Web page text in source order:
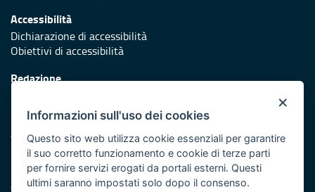
Accessibilità
Dichiarazione di accessibilità
Obiettivi di accessibilità
Redazione
Protezione civile
Vai al sito di Protezione Civile Puglia
Iniziativa finanziata con risorse del POR Puglia 2014/2020 -
Asse XI
×
Informazioni sull'uso dei cookies
Questo sito web utilizza cookie essenziali per garantire
il suo corretto funzionamento e cookie di terze parti
per fornire servizi erogati da portali esterni. Questi
ultimi saranno impostati solo dopo il consenso.